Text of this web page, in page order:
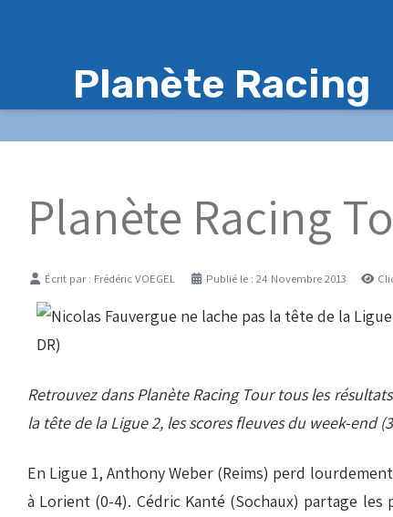
Planète Racing
Planète Racing
DétailsÉcrit par : Frédéric VOEGEL Publié le : 24 Novembre 2013
Retrouvez dans Planète Racing Tour tous les
la tête de la Ligue 2, les scores fleuves du week-end
En Ligue 1, Anthony Weber (Reims) perd
à Lorient (0-4). Cédric Kanté (Sochaux) partage les